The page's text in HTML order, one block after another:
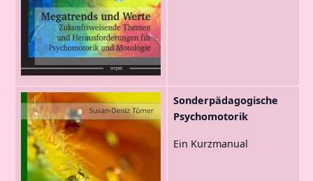
Sonderpädagogische
Psychomotorik
Ein Kurzmanual